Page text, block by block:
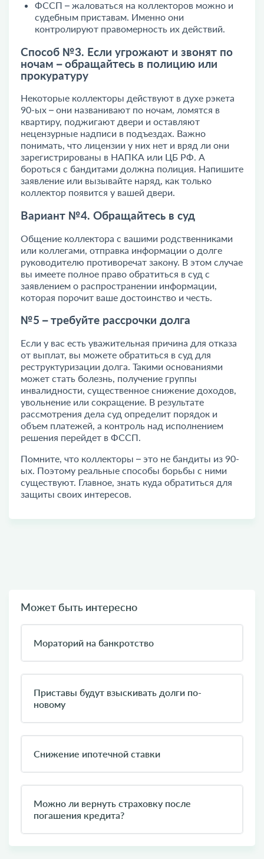
ФССП – жаловаться на коллекторов можно и
судебным приставам. Именно они
контролируют правомерность их действий.
Способ №3. Если угрожают и звонят по
ночам – обращайтесь в полицию или
прокуратуру
Некоторые коллекторы действуют в духе рэкета
90-ых – они названивают по ночам, ломятся в
квартиру, поджигают двери и оставляют
нецензурные надписи в подъездах. Важно
понимать, что лицензии у них нет и вряд ли они
зарегистрированы в НАПКА или ЦБ РФ. А
бороться с бандитами должна полиция. Напишите
заявление или вызывайте наряд, как только
коллектор появится у вашей двери.
Вариант №4. Обращайтесь в суд
Общение коллектора с вашими родственниками
или коллегами, отправка информации о долге
руководителю противоречат закону. В этом случае
вы имеете полное право обратиться в суд с
заявлением о распространении информации,
которая порочит ваше достоинство и честь.
№5 – требуйте рассрочки долга
Если у вас есть уважительная причина для отказа
от выплат, вы можете обратиться в суд для
реструктуризации долга. Такими основаниями
может стать болезнь, получение группы
инвалидности, существенное снижение доходов,
увольнение или сокращение. В результате
рассмотрения дела суд определит порядок и
объем платежей, а контроль над исполнением
решения перейдет в ФССП.
Помните, что коллекторы – это не бандиты из 90-
ых. Поэтому реальные способы борьбы с ними
существуют. Главное, знать куда обратиться для
защиты своих интересов.
Может быть интересно
Мораторий на банкротство
Приставы будут взыскивать долги по-
новому
Снижение ипотечной ставки
Можно ли вернуть страховку после
погашения кредита?